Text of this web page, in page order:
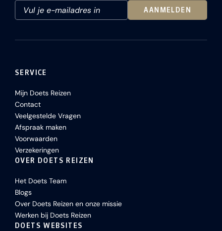
AANMELDEN
SERVICE
Mijn Doets Reizen
Contact
Veelgestelde Vragen
Afspraak maken
Voorwaarden
Verzekeringen
OVER DOETS REIZEN
Het Doets Team
Blogs
Over Doets Reizen en onze missie
Werken bij Doets Reizen
DOETS WEBSITES